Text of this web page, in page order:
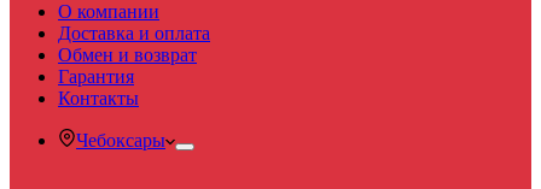
О компании
Доставка и оплата
Обмен и возврат
Гарантия
Контакты
Чебоксары